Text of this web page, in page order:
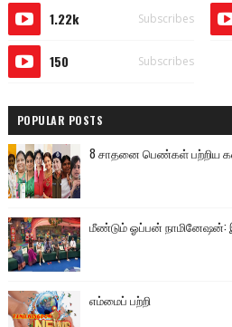
1.22k Subscribes
150 Subscribes
POPULAR POSTS
8 சாதனை பெண்கள் பற்றிய
மீண்டும் ஓப்பன் நாமினேஷன்:
எம்மைப் பற்றி